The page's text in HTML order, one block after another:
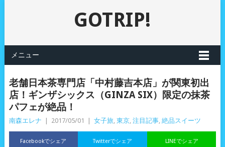
GOTRIP!
メニュー
老舗日本茶専門店「中村藤吉本店」が関東初出
店！ギンザシックス（GINZA SIX）限定の抹茶
パフェが絶品！
南森エレナ 2017/05/01 女子旅, 東京, 注目記事, 絶品スイーツ
Facebookでシェア LINEでシェア
Twitterでシェア